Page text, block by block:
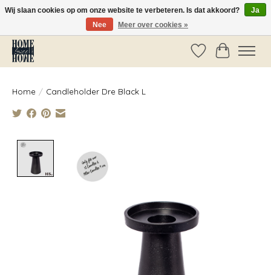
Vóór 14:00 besteld, dezelfde dag verzonden!
Verlanglijst
Home / Candleholder Dre Black L
Wij slaan cookies op om onze website te verbeteren. Is dat akkoord?
Ja
Nee
Meer over cookies »